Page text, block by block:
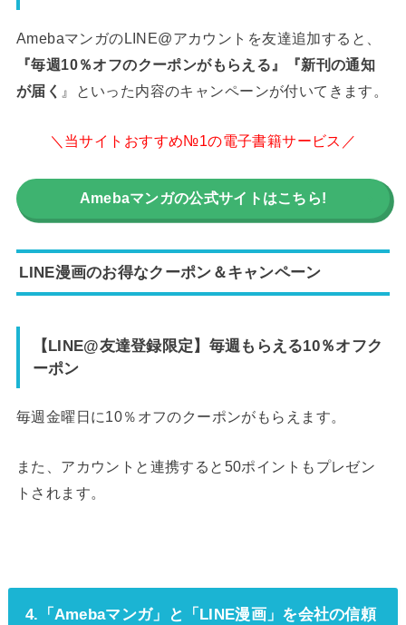
AmebaマンガのLINE@アカウントを友達追加すると、
『毎週10％オフのクーポンがもらえる』『新刊の通知
が届く 』といった内容のキャンペーンが付いてきます。
＼当サイトおすすめ№1の電子書籍サービス／
Amebaマンガの公式サイトはこちら!
LINE漫画のお得なクーポン＆キャンペーン
【LINE@友達登録限定】毎週もらえる10％オフク
ーポン
毎週金曜日に10％オフのクーポンがもらえます。
また、アカウントと連携すると50ポイントもプレゼン
トされます。
4.「Amebaマンガ」と「LINE漫画」を会社の信頼